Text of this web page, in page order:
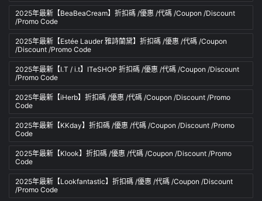
2025年最新【BeaBeaCream】折扣碼 /優惠 /代碼 /Coupon /Discount
/Promo Code
2025年最新【Estée Lauder 雅詩蘭黛】折扣碼 /優惠 /代碼 /Coupon
/Discount /Promo Code
2025年最新【I.T / i.t】ITeSHOP 折扣碼 /優惠 /代碼 /Coupon /Discount
/Promo Code
2025年最新【iHerb】折扣碼 /優惠 /代碼 /Coupon /Discount /Promo
Code
2025年最新【KKday】折扣碼 /優惠 /代碼 /Coupon /Discount /Promo
Code
2025年最新【Klook】折扣碼 /優惠 /代碼 /Coupon /Discount /Promo
Code
2025年最新【Lookfantastic】折扣碼 /優惠 /代碼 /Coupon /Discount
/Promo Code